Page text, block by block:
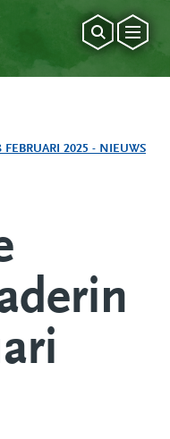
FEBRUARI 2025 - NIEUWS